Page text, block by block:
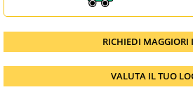
RICHIEDI MAGGIORI
VALUTA IL TUO